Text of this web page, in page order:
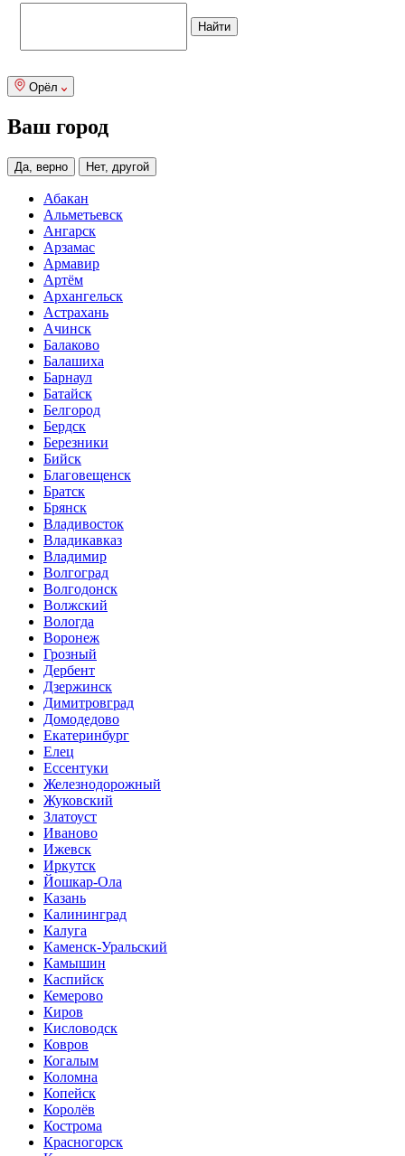
Орёл
Ваш город
Да, верно Нет, другой
Абакан
Альметьевск
Ангарск
Арзамас
Армавир
Артём
Архангельск
Астрахань
Ачинск
Балаково
Балашиха
Барнаул
Батайск
Белгород
Бердск
Березники
Бийск
Благовещенск
Братск
Брянск
Владивосток
Владикавказ
Владимир
Волгоград
Волгодонск
Волжский
Вологда
Воронеж
Грозный
Дербент
Дзержинск
Димитровград
Домодедово
Екатеринбург
Елец
Ессентуки
Железнодорожный
Жуковский
Златоуст
Иваново
Ижевск
Иркутск
Йошкар-Ола
Казань
Калининград
Калуга
Каменск-Уральский
Камышин
Каспийск
Кемерово
Киров
Кисловодск
Ковров
Когалым
Коломна
Копейск
Королёв
Кострома
Красногорск